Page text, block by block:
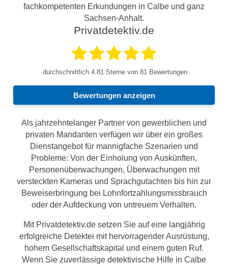
fachkompetenten Erkundungen in Calbe und ganz
Sachsen-Anhalt.
Privatdetektiv.de
durchschnittlich 4.81 Sterne von 81 Bewertungen
Bewertungen anzeigen
Als jahrzehntelanger Partner von gewerblichen und
privaten Mandanten verfügen wir über ein großes
Dienstangebot für mannigfache Szenarien und
Probleme: Von der Einholung von Auskünften,
Personenüberwachungen, Überwachungen mit
versteckten Kameras und Sprachgutachten bis hin zur
Beweiserbringung bei Lohnfortzahlungsmissbrauch
oder der Aufdeckung von untreuem Verhalten.
Mit Privatdetektiv.de setzen Sie auf eine langjährig
erfolgreiche Detektei mit hervorragender Ausrüstung,
hohem Gesellschaftskapital und einem guten Ruf.
Wenn Sie zuverlässige detektivische Hilfe in Calbe